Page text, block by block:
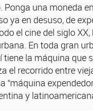
una moneda
ya en desuso, de
el cine del siglo XX,
En toda gran
la máquina que
el recorrido entre
y